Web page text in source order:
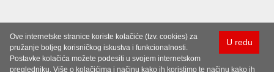
U redu
Ove internetske stranice koriste kolačiće (tzv. cookies) za
pružanje boljeg korisničkog iskustva i funkcionalnosti.
Postavke kolačića možete podesiti u svojem internetskom
pregledniku. Više o kolačićima i načinu kako ih koristimo te načinu kako ih